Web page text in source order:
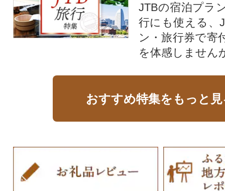
JTBの宿泊プラ
行にも使える、
ン・旅行券で寄
を体感しません
おすすめ特集をもっと